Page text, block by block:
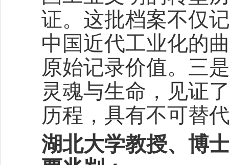
证。这批档案不仅
中国近代工业化的
原始记录价值。三
灵魂与生命，见证
历程，具有不可替
湖北大学教授、博